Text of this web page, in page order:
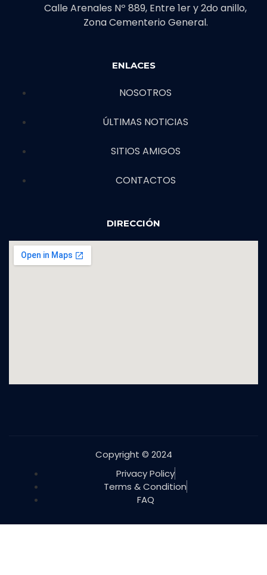
Calle Arenales Nº 889, Entre 1er y 2do anillo,
Zona Cementerio General.
ENLACES
NOSOTROS
ÚLTIMAS NOTICIAS
SITIOS AMIGOS
CONTACTOS
DIRECCIÓN
Copyright © 2024
Privacy Policy
Terms & Condition
FAQ